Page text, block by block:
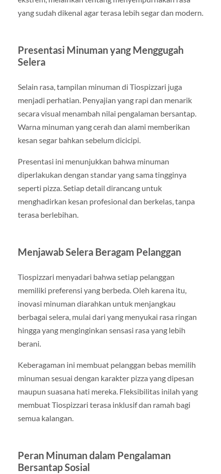
yang sudah dikenal agar terasa lebih segar dan modern.
Presentasi Minuman yang Menggugah
Selera
Selain rasa, tampilan minuman di Tiospizzari juga
menjadi perhatian. Penyajian yang rapi dan menarik
secara visual menambah nilai pengalaman bersantap.
Warna minuman yang cerah dan alami memberikan
kesan segar bahkan sebelum dicicipi.
Presentasi ini menunjukkan bahwa minuman
diperlakukan dengan standar yang sama tingginya
seperti pizza. Setiap detail dirancang untuk
menghadirkan kesan profesional dan berkelas, tanpa
terasa berlebihan.
Menjawab Selera Beragam Pelanggan
Tiospizzari menyadari bahwa setiap pelanggan
memiliki preferensi yang berbeda. Oleh karena itu,
inovasi minuman diarahkan untuk menjangkau
berbagai selera, mulai dari yang menyukai rasa ringan
hingga yang menginginkan sensasi rasa yang lebih
berani.
Keberagaman ini membuat pelanggan bebas memilih
minuman sesuai dengan karakter pizza yang dipesan
maupun suasana hati mereka. Fleksibilitas inilah yang
membuat Tiospizzari terasa inklusif dan ramah bagi
semua kalangan.
Peran Minuman dalam Pengalaman
Bersantap Sosial